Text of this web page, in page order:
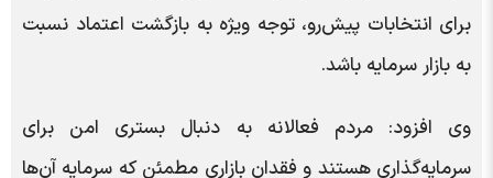
برای انتخابات پیش‌رو، توجه ویژه به بازگشت اعتماد نسبت
به بازار سرمایه باشد.
وی افزود: مردم فعالانه به دنبال بستری امن برای
سرمایه‌گذاری هستند و فقدان بازاری مطمئن که سرمایه آن‌ها